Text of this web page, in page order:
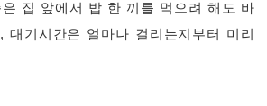
집 앞에서 밥 한 끼를 먹으려 해도 바
대기시간은 얼마나 걸리는지부터 미리